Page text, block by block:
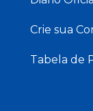
Crie sua
Tabela de